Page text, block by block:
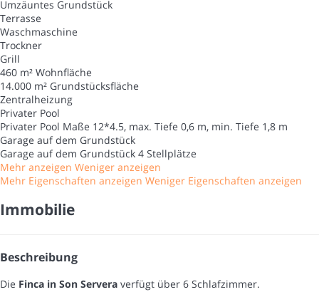
Umzäuntes Grundstück
Terrasse
Waschmaschine
Trockner
Grill
460 m² Wohnfläche
14.000 m² Grundstücksfläche
Zentralheizung
Privater Pool
Privater Pool Maße 12*4.5, max. Tiefe 0,6 m, min. Tiefe 1,8 m
Garage auf dem Grundstück
Garage auf dem Grundstück 4 Stellplätze
Mehr anzeigen Weniger anzeigen
Mehr Eigenschaften anzeigen Weniger Eigenschaften anzeigen
Immobilie
Beschreibung
Die Finca in Son Servera verfügt über 6 Schlafzimmer.